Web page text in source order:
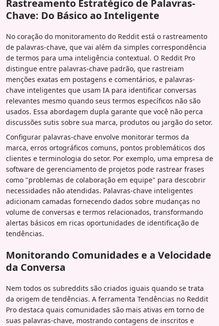
Rastreamento Estratégico de Palavras-
Chave: Do Básico ao Inteligente
No coração do monitoramento do Reddit está o rastreamento
de palavras-chave, que vai além da simples correspondência
de termos para uma inteligência contextual. O Reddit Pro
distingue entre palavras-chave padrão, que rastreiam
menções exatas em postagens e comentários, e palavras-
chave inteligentes que usam IA para identificar conversas
relevantes mesmo quando seus termos específicos não são
usados. Essa abordagem dupla garante que você não perca
discussões sutis sobre sua marca, produtos ou jargão do setor.
Configurar palavras-chave envolve monitorar termos da
marca, erros ortográficos comuns, pontos problemáticos dos
clientes e terminologia do setor. Por exemplo, uma empresa de
software de gerenciamento de projetos pode rastrear frases
como "problemas de colaboração em equipe" para descobrir
necessidades não atendidas. Palavras-chave inteligentes
adicionam camadas fornecendo dados sobre mudanças no
volume de conversas e termos relacionados, transformando
alertas básicos em ricas oportunidades de identificação de
tendências.
Monitorando Comunidades e a Velocidade
da Conversa
Nem todos os subreddits são criados iguais quando se trata
da origem de tendências. A ferramenta Tendências no Reddit
Pro destaca quais comunidades são mais ativas em torno de
suas palavras-chave, mostrando contagens de inscritos e